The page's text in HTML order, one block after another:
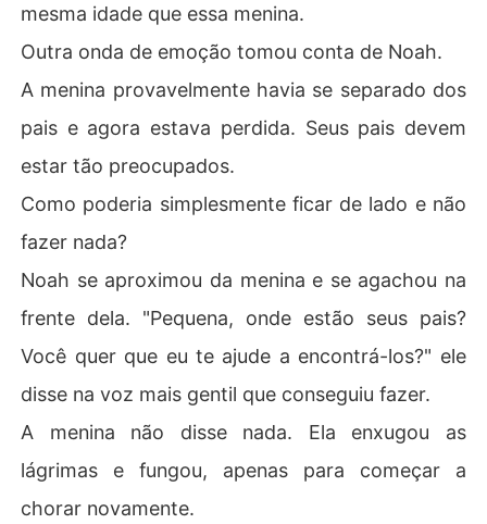
mesma idade que essa menina.
Outra onda de emoção tomou conta de Noah.
A menina provavelmente havia se separado dos
pais e agora estava perdida. Seus pais devem
estar tão preocupados.
Como poderia simplesmente ficar de lado e não
fazer nada?
Noah se aproximou da menina e se agachou na
frente dela. "Pequena, onde estão seus pais?
Você quer que eu te ajude a encontrá-los?" ele
disse na voz mais gentil que conseguiu fazer.
A menina não disse nada. Ela enxugou as
lágrimas e fungou, apenas para começar a
chorar novamente.